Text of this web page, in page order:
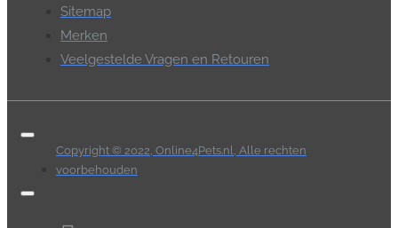
Sitemap
Merken
Veelgestelde Vragen en Retouren
Copyright © 2022, Online4Pets.nl, Alle rechten
voorbehouden